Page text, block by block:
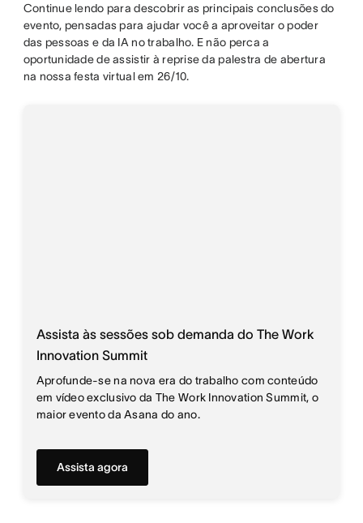
Continue lendo para descobrir as principais conclusões do
evento, pensadas para ajudar você a aproveitar o poder
das pessoas e da IA no trabalho. E não perca a
oportunidade de assistir à reprise da palestra de abertura
na nossa festa virtual em 26/10.
Assista às sessões sob demanda do The Work
Innovation Summit
Aprofunde-se na nova era do trabalho com conteúdo
em vídeo exclusivo da The Work Innovation Summit, o
maior evento da Asana do ano.
Assista agora